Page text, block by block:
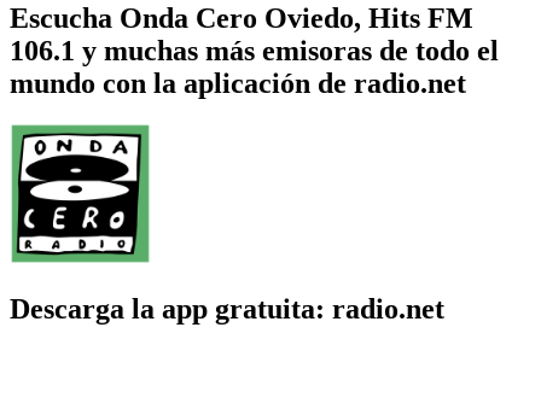
Escucha Onda Cero Oviedo, Hits FM
106.1 y muchas más emisoras de todo el
mundo con la aplicación de radio.net
Descarga la app gratuita: radio.net